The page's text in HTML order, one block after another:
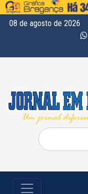
08 de agosto de 2026
Pesquisar
por: